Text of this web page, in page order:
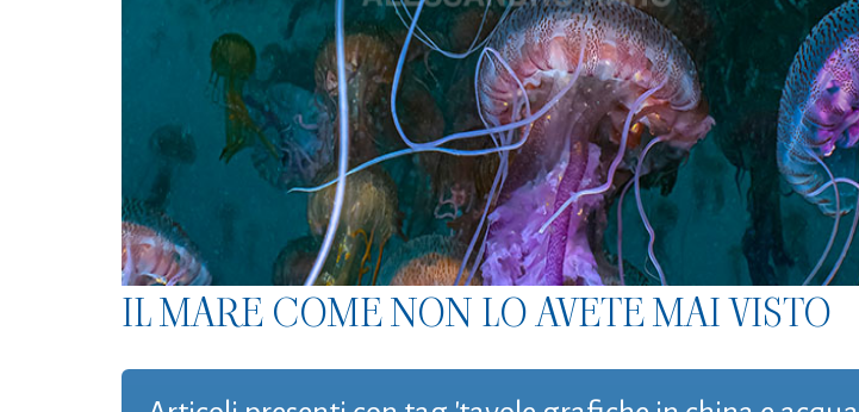
IL MARE COME NON LO AVETE MAI VISTO